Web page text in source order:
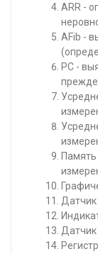
ARR -
AFib -
PC -
Память